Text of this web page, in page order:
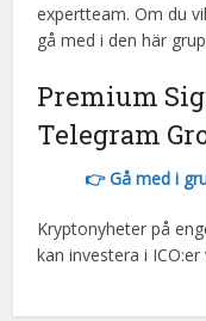
expertteam. Om du
gå med i den här
Premium
Telegram
👉 Gå med i
Kryptonyheter på
kan investera i